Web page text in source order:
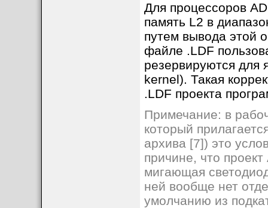
Для процессоров
память L2 в
путем вывода этой
файле .LDF
резервируются для
kernel). Такая
.LDF проекта
Примечание: в
который
архива [7]) это
причине, что
мигающая
ней вообще нет
умолчанию из